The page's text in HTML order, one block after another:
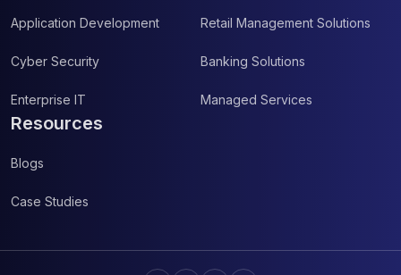
Application Development
Cyber Security
Enterprise IT
Retail Management Solutions
Banking Solutions
Managed Services
Resources
Blogs
Case Studies